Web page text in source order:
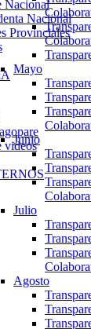
Mayo
Junio
Julio
Agosto
Nacional
Nacional
Provinciales
videos